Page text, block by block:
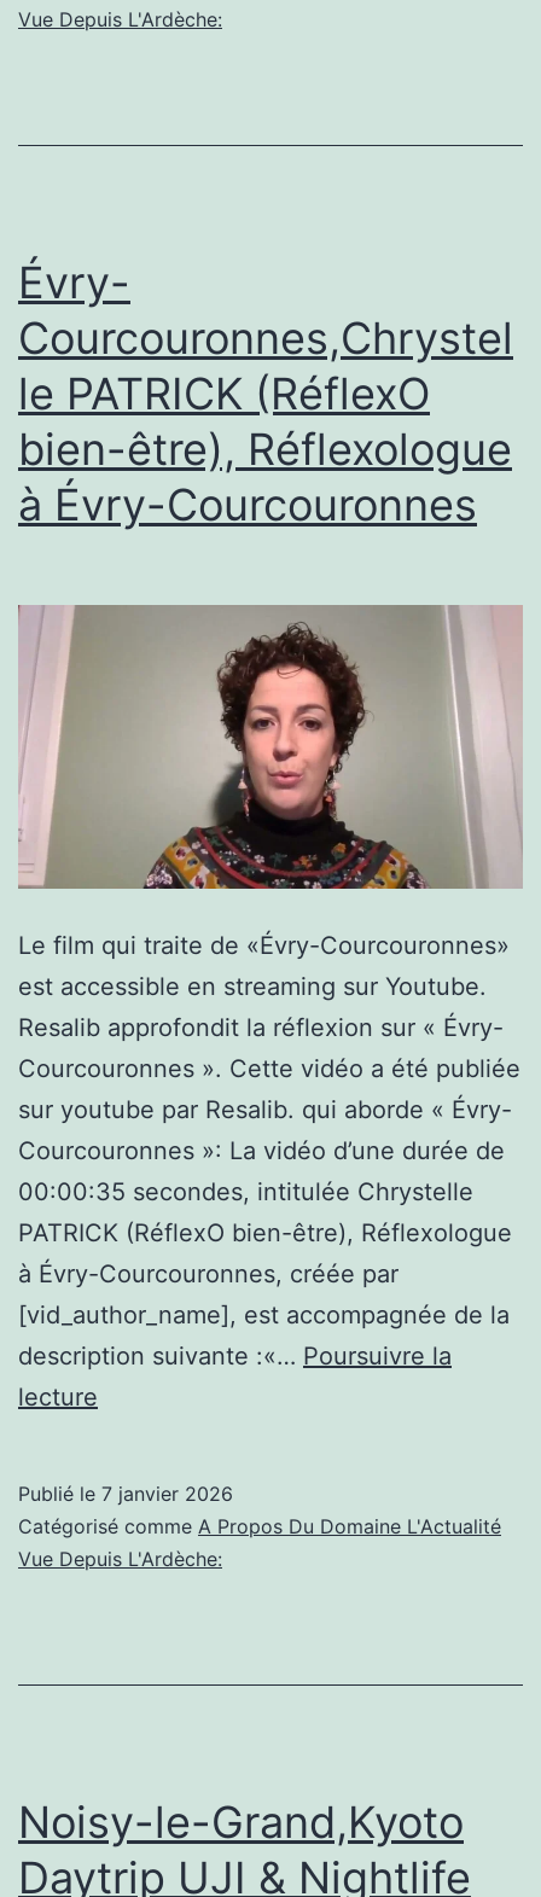
Massy
sale
boulot
avants
#rugby
Vue Depuis L'Ardèche:
Évry-
Courcouronnes,Chrystel
le PATRICK (RéflexO
bien-être), Réflexologue
à Évry-Courcouronnes
Le film qui traite de «Évry-Courcouronnes»
est accessible en streaming sur Youtube.
Resalib approfondit la réflexion sur « Évry-
Courcouronnes ». Cette vidéo a été publiée
sur youtube par Resalib. qui aborde « Évry-
Courcouronnes »: La vidéo d’une durée de
00:00:35 secondes, intitulée Chrystelle
PATRICK (RéflexO bien-être), Réflexologue
à Évry-Courcouronnes, créée par
[vid_author_name], est accompagnée de la
description suivante :«… Poursuivre la
lecture
(RéflexO
bien-
à
Publié le 7 janvier 2026
Catégorisé comme A Propos Du Domaine L'Actualité
Vue Depuis L'Ardèche:
Noisy-le-Grand,Kyoto
Daytrip UJI & Nightlife